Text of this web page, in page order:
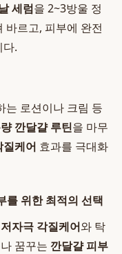
세럼을 2~3방울 정
바르고, 피부에 완전
.
는 로션이나 크림 등
깐달걀 루틴을 마무
질케어 효과를 극대화
를 위한 최적의 선택
저자극 각질케어와 탁
꿈꾸는 깐달걀 피부